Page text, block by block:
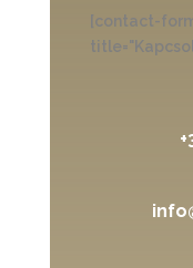
[contact-